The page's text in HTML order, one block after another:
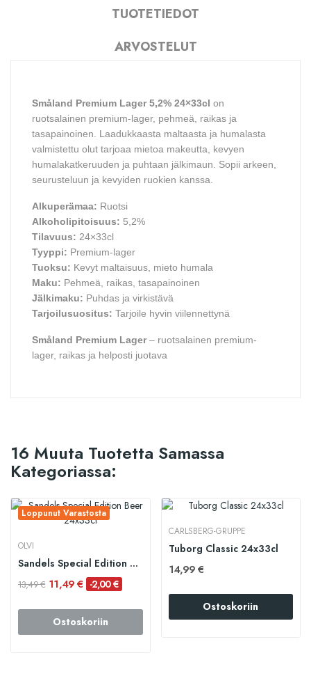
TUOTETIEDOT
ARVOSTELUT
Småland Premium Lager 5,2% 24×33cl on
ruotsalainen premium-lager, pehmeä, raikas ja
tasapainoinen. Laadukkaasta maltaasta ja humalasta
valmistettu olut tarjoaa mietoa makeutta, kevyen
humalakatkeruuden ja puhtaan jälkimaun. Sopii arkeen,
seurusteluun ja kevyiden ruokien kanssa.
Alkuperämaa: Ruotsi
Alkoholipitoisuus: 5,2%
Tilavuus: 24×33cl
Tyyppi: Premium-lager
Tuoksu: Kevyt maltaisuus, mieto humala
Maku: Pehmeä, raikas, tasapainoinen
Jälkimaku: Puhdas ja virkistävä
Tarjoilusuositus: Tarjoile hyvin viilennettynä
Småland Premium Lager– ruotsalainen premium-
lager, raikas ja helposti juotava
16 Muuta Tuotetta Samassa
Kategoriassa:
Loppunut Varastosta
OLVI
Sandels Special Edition Beer 24x33cl
13,49 € 11,49 € -2,00 €
Ostoskoriin
CARLSBERG-GRUPPE
Tuborg Classic 24x33cl
14,99 €
Ostoskoriin